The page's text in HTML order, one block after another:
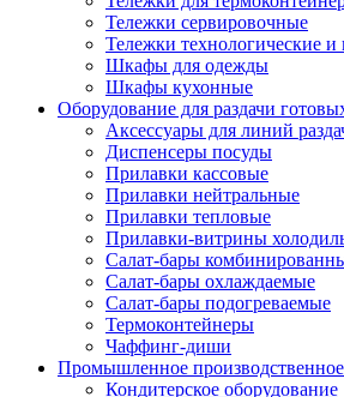
Тележки сервировочные
Тележки технологические и
Шкафы для одежды
Шкафы кухонные
Оборудование для раздачи
Аксессуары для линий
Диспенсеры посуды
Прилавки кассовые
Прилавки нейтральные
Прилавки тепловые
Прилавки-витрины
Салат-бары
Салат-бары охлаждаемые
Салат-бары подогреваемые
Термоконтейнеры
Чаффинг-диши
Промышленное
Кондитерское оборудование